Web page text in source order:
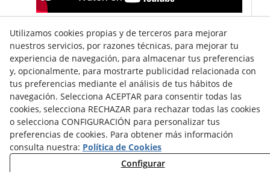
NOTICIAS AEROTERMIA
NOTICIAS FOTOVOLTAICA
NOTICIAS CLIMATIZACIÓN
NOTICIAS CALEFACCIÓN
NOTICIAS BIOMASA
NOTICIAS VENTILACIÓN
Utilizamos cookies propias y de terceros para mejorar
nuestros servicios, por razones técnicas, para mejorar tu
experiencia de navegación, para almacenar tus preferencias
y, opcionalmente, para mostrarte publicidad relacionada con
tus preferencias mediante el análisis de tus hábitos de
navegación. Selecciona ACEPTAR para consentir todas las
cookies, selecciona RECHAZAR para rechazar todas las cookies
o selecciona CONFIGURACIÓN para personalizar tus
preferencias de cookies. Para obtener más información
consulta nuestra: Política de Cookies
Configurar